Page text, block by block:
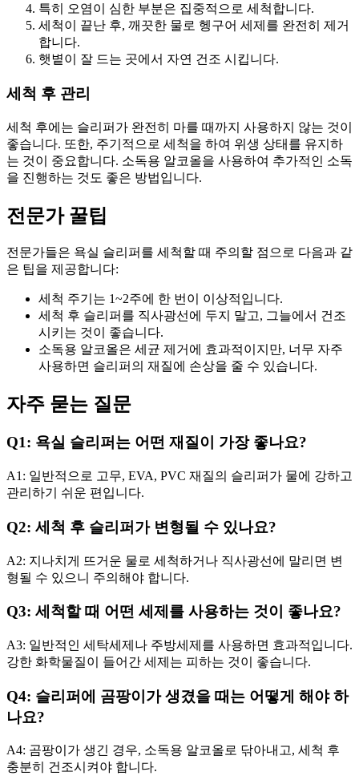
특히 오염이 심한 부분은 집중적으로 세척합니다.
세척이 끝난 후, 깨끗한 물로 헹구어 세제를 완전히 제거
합니다.
햇볕이 잘 드는 곳에서 자연 건조 시킵니다.
세척 후 관리
세척 후에는 슬리퍼가 완전히 마를 때까지 사용하지 않는 것이
좋습니다. 또한, 주기적으로 세척을 하여 위생 상태를 유지하
는 것이 중요합니다. 소독용 알코올을 사용하여 추가적인 소독
을 진행하는 것도 좋은 방법입니다.
전문가 꿀팁
전문가들은 욕실 슬리퍼를 세척할 때 주의할 점으로 다음과 같
은 팁을 제공합니다:
세척 주기는 1~2주에 한 번이 이상적입니다.
세척 후 슬리퍼를 직사광선에 두지 말고, 그늘에서 건조
시키는 것이 좋습니다.
소독용 알코올은 세균 제거에 효과적이지만, 너무 자주
사용하면 슬리퍼의 재질에 손상을 줄 수 있습니다.
자주 묻는 질문
Q1: 욕실 슬리퍼는 어떤 재질이 가장 좋나요?
A1: 일반적으로 고무, EVA, PVC 재질의 슬리퍼가 물에 강하고
관리하기 쉬운 편입니다.
Q2: 세척 후 슬리퍼가 변형될 수 있나요?
A2: 지나치게 뜨거운 물로 세척하거나 직사광선에 말리면 변
형될 수 있으니 주의해야 합니다.
Q3: 세척할 때 어떤 세제를 사용하는 것이 좋나요?
A3: 일반적인 세탁세제나 주방세제를 사용하면 효과적입니다.
강한 화학물질이 들어간 세제는 피하는 것이 좋습니다.
Q4: 슬리퍼에 곰팡이가 생겼을 때는 어떻게 해야 하
나요?
A4: 곰팡이가 생긴 경우, 소독용 알코올로 닦아내고, 세척 후
충분히 건조시켜야 합니다.